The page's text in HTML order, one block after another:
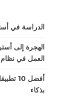
الدراسة في
الهجرة إلى
العمل في
بذكاء